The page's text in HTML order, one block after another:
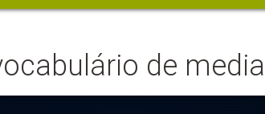
de media